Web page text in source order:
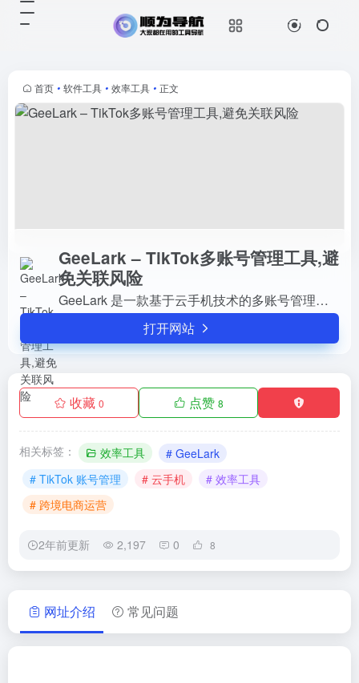
首页 • 软件工具 • 效率工具 • 正文
GeeLark – TikTok多账号管理工具,避
免关联风险
GeeLark 是一款基于云手机技术的多账号管理工具，专为 TikTok 账号管理和跨境电商运营设计。通过 GeeLark，用户可以轻松管理多个 TikTok 账号，避免关联风险，提升运营效率。
打开网站
收藏 0 点赞 8
相关标签： 效率工具
# GeeLark
# TikTok 账号管理
# 云手机
# 效率工具
# 跨境电商运营
2年前更新 2,197 0 8
管理和跨境电商运营设计。通过
GeeLark，用户可以轻松管理多个
TikTok ...
网址介绍 常见问题